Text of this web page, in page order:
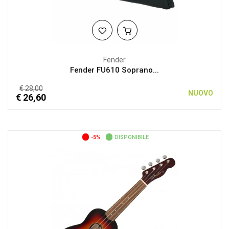
Fender
Fender FU610 Soprano...
€ 28,00
€ 26,60 NUOVO
-5% DISPONIBILE